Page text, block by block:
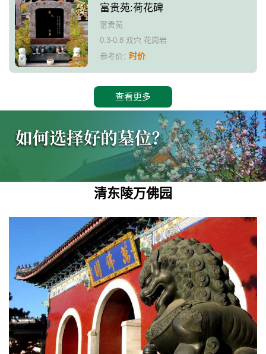
富贵苑:荷花碑
富贵苑
0.3-0.8 双穴 花岗岩
参考价：时价
查看更多
清东陵万佛园